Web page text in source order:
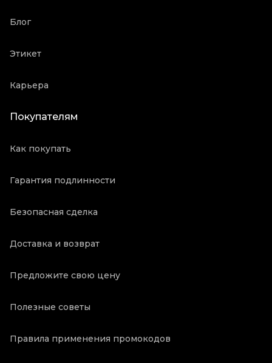
Блог
Этикет
Карьера
Покупателям
Как покупать
Гарантия подлинности
Безопасная сделка
Доставка и возврат
Предложите свою цену
Полезные советы
Правила применения промокодов